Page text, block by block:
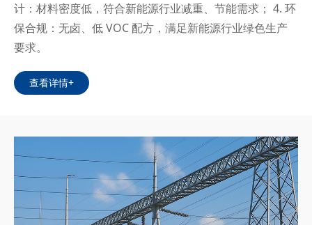
计：材料密度低，符合新能源行业减重、节能需求； 4. 环
保合规：无卤、低 VOC 配方，满足新能源行业绿色生产
要求。
查看详情+